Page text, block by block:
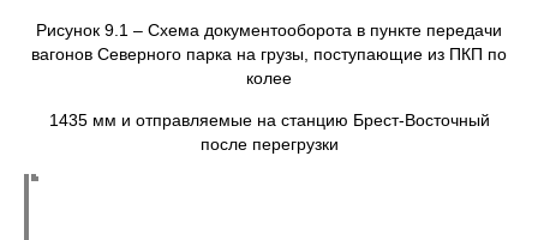
Рисунок 9.1 – Схема документооборота в пункте передачи
вагонов Северного парка на грузы, поступающие из ПКП по
колее
1435 мм и отправляемые на станцию Брест-Восточный
после перегрузки